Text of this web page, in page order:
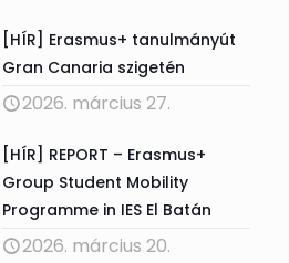
[HÍR] Erasmus+ tanulmányút
Gran Canaria szigetén
2026. március 27.
[HÍR] REPORT – Erasmus+
Group Student Mobility
Programme in IES El Batán
2026. március 20.